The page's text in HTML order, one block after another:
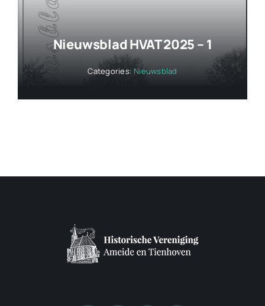
Nieuwsblad HVAT 2025 – 1
Categories:Nieuwsblad